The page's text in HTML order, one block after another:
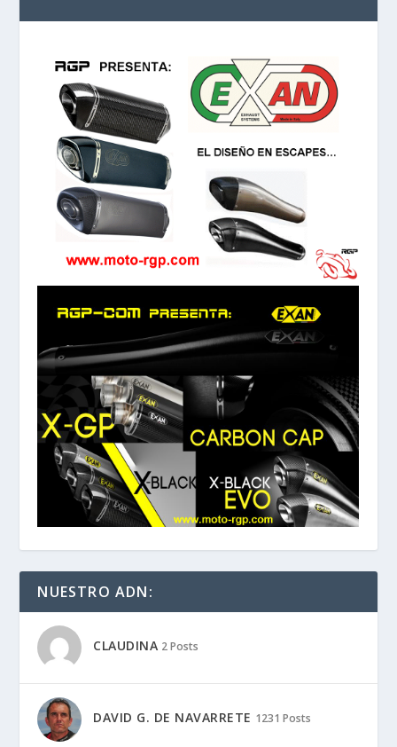
NUESTRO ADN:
CLAUDINA 2 Posts
DAVID G. DE NAVARRETE 1231 Posts